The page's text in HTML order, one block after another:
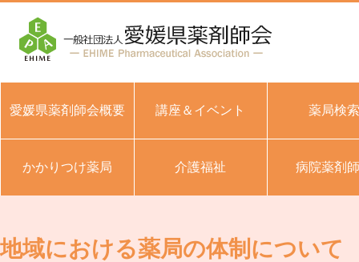
愛媛県薬剤師会概要 講座＆イベント 薬局検索
かかりつけ薬局 介護福祉 病院薬剤
地域における薬局の体制について